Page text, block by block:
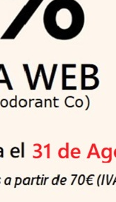
y uniforme en
gracias a su
colores basados en
alta pigmentación
de lengua de